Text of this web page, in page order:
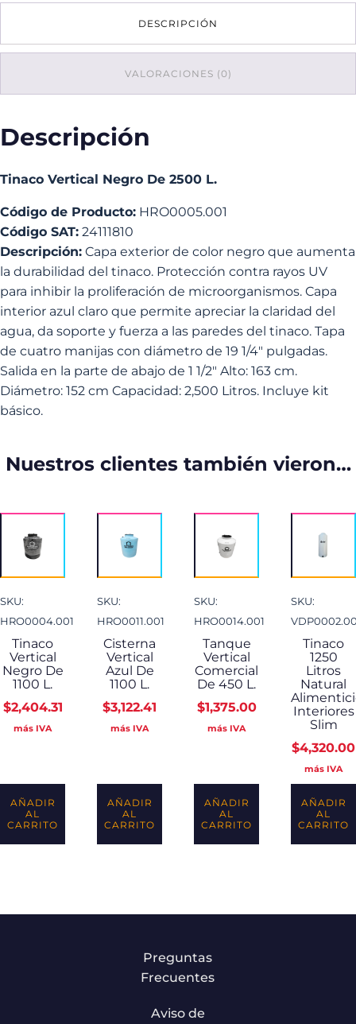
DESCRIPCIÓN
VALORACIONES (0)
Descripción
Tinaco Vertical Negro De 2500 L.
Código de Producto: HRO0005.001
Código SAT: 24111810
Descripción: Capa exterior de color negro que aumenta
la durabilidad del tinaco. Protección contra rayos UV
para inhibir la proliferación de microorganismos. Capa
interior azul claro que permite apreciar la claridad del
agua, da soporte y fuerza a las paredes del tinaco. Tapa
de cuatro manijas con diámetro de 19 1/4" pulgadas.
Salida en la parte de abajo de 1 1/2" Alto: 163 cm.
Diámetro: 152 cm Capacidad: 2,500 Litros. Incluye kit
básico.
Nuestros clientes también vieron…
SKU:
HRO0004.001
Tinaco
Vertical
Negro De
1100 L.
$2,404.31
más IVA
AÑADIR
AL
CARRITO
SKU:
HRO0011.001
Cisterna
Vertical
Azul De
1100 L.
$3,122.41
más IVA
AÑADIR
AL
CARRITO
SKU:
HRO0014.001
Tanque
Vertical
Comercial
De 450 L.
$1,375.00
más IVA
AÑADIR
AL
CARRITO
SKU:
Tinaco
1250
Litros
Natural
Interiores
Slim
$4,320.00
más IVA
AÑADIR
AL
CARRITO
Preguntas
Frecuentes
Aviso de